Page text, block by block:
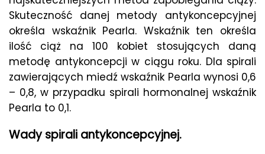
Skuteczność danej metody antykoncepcyjnej
określa wskaźnik Pearla. Wskaźnik ten określa
ilość ciąż na 100 kobiet stosujących daną
metodę antykoncepcji w ciągu roku. Dla spirali
zawierających miedź wskaźnik Pearla wynosi 0,6
– 0,8, w przypadku spirali hormonalnej wskaźnik
Pearla to 0,1.
Wady spirali antykoncepcyjnej.